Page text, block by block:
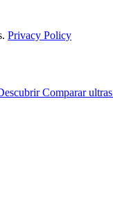
Privacy Policy
Comparar ultras